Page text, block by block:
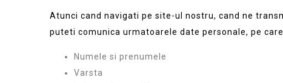
Atunci cand navigati pe site-ul nostru, cand ne
puteti comunica urmatoarele date personale, pe
Numele si prenumele
Varsta